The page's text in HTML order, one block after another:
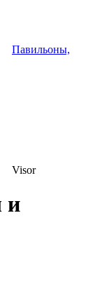
Павильоны,
Visor
и